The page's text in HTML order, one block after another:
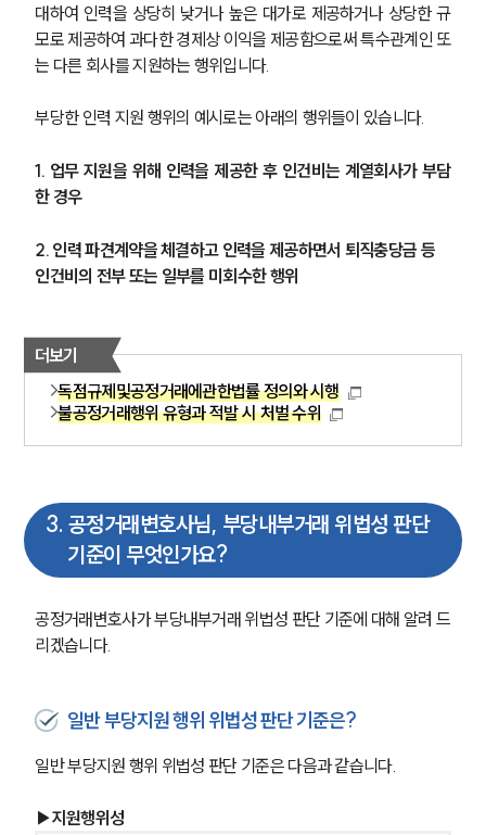
대하여 인력을 상당히 낮거나 높은 대가로 제공하거나 상당한 규
모로 제공하여 과다한 경제상 이익을 제공함으로써 특수관계인 또
는 다른 회사를 지원하는 행위입니다.
부당한 인력 지원 행위의 예시로는 아래의 행위들이 있습니다.
1. 업무 지원을 위해 인력을 제공한 후 인건비는 계열회사가 부담
한 경우
2. 인력 파견계약을 체결하고 인력을 제공하면서 퇴직충당금 등
인건비의 전부 또는 일부를 미회수한 행위
더보기
독점규제및공정거래에관한법률 정의와 시행
불공정거래행위 유형과 적발 시 처벌 수위
3. 공정거래변호사님, 부당내부거래 위법성 판단
기준이 무엇인가요?
공정거래변호사가 부당내부거래 위법성 판단 기준에 대해 알려 드
리겠습니다.
일반 부당지원 행위 위법성 판단 기준은?
일반 부당지원 행위 위법성 판단 기준은 다음과 같습니다.
▶지원행위성